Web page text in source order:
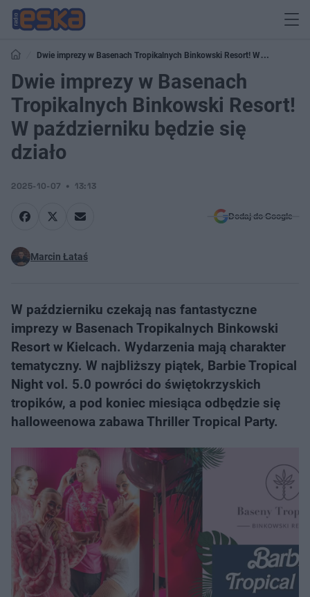
Dwie imprezy w Basenach Tropikalnych Binkowski Resort! W
październiku będzie się działo
Dwie imprezy w Basenach
Tropikalnych Binkowski Resort!
W październiku będzie się
działo
2025-10-07 13:13
Dodaj do Google
Marcin Łataś
W październiku czekają nas fantastyczne
imprezy w Basenach Tropikalnych Binkowski
Resort w Kielcach. Wydarzenia mają charakter
tematyczny. W najbliższy piątek, Barbie Tropical
Night vol. 5.0 powróci do świętokrzyskich
tropików, a pod koniec miesiąca odbędzie się
halloweenowa zabawa Thriller Tropical Party.